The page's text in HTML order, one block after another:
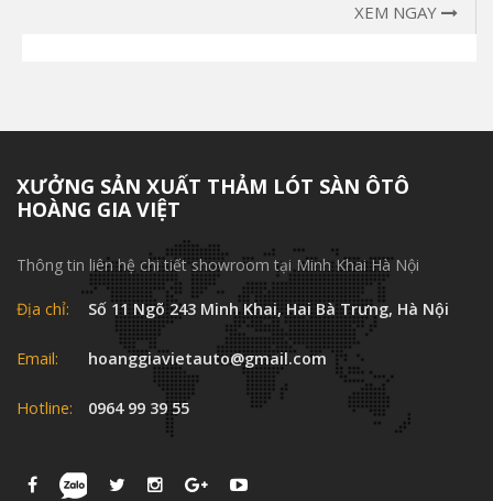
XEM NGAY
XƯỞNG SẢN XUẤT THẢM LÓT SÀN ÔTÔ
HOÀNG GIA VIỆT
Thông tin liên hệ chi tiết showroom tại Minh Khai Hà Nội
Địa chỉ: Số 11 Ngõ 243 Minh Khai, Hai Bà Trưng, Hà Nội
Email: hoanggiavietauto@gmail.com
Hotline: 0964 99 39 55